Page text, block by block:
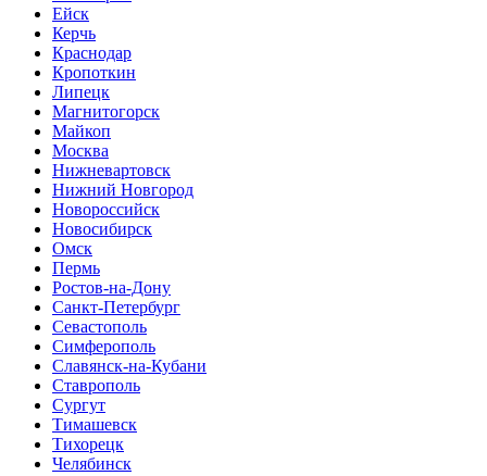
Ейск
Керчь
Краснодар
Кропоткин
Липецк
Магнитогорск
Майкоп
Москва
Нижневартовск
Нижний Новгород
Новороссийск
Новосибирск
Омск
Пермь
Ростов-на-Дону
Санкт-Петербург
Севастополь
Симферополь
Славянск-на-Кубани
Ставрополь
Сургут
Тимашевск
Тихорецк
Челябинск